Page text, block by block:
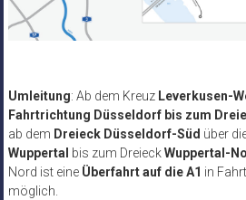
Umleitung: Ab dem Kreuz Leverkusen-
Fahrtrichtung Düsseldorf bis zum
ab dem Dreieck Düsseldorf-Süd über
Wuppertal bis zum DreieckWuppertal-
Nord ist eine Überfahrt auf die A1 in
möglich.